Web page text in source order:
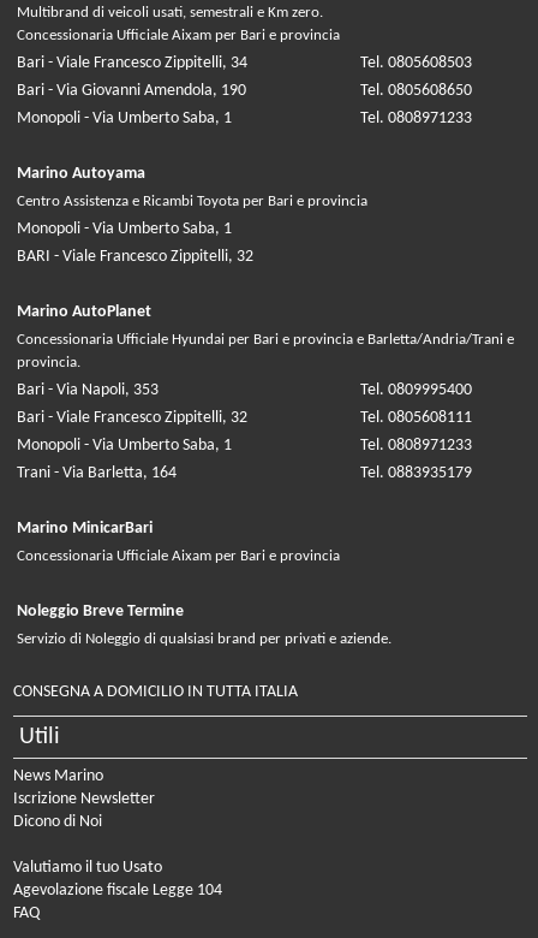
Multibrand di veicoli usati, semestrali e Km zero.
Concessionaria Ufficiale Aixam per Bari e provincia
Bari - Viale Francesco Zippitelli, 34
Tel. 0805608503
Bari - Via Giovanni Amendola, 190
Tel. 0805608650
Monopoli - Via Umberto Saba, 1
Tel. 0808971233
Marino Autoyama
Centro Assistenza e Ricambi Toyota per Bari e provincia
Monopoli - Via Umberto Saba, 1
BARI - Viale Francesco Zippitelli, 32
Marino AutoPlanet
Concessionaria Ufficiale Hyundai per Bari e provincia e Barletta/Andria/Trani e
provincia.
Bari - Via Napoli, 353
Tel. 0809995400
Bari - Viale Francesco Zippitelli, 32
Tel. 0805608111
Monopoli - Via Umberto Saba, 1
Tel. 0808971233
Trani - Via Barletta, 164
Tel. 0883935179
Marino MinicarBari
Concessionaria Ufficiale Aixam per Bari e provincia
Noleggio Breve Termine
Servizio di Noleggio di qualsiasi brand per privati e aziende.
CONSEGNA A DOMICILIO IN TUTTA ITALIA
Utili
News Marino
Iscrizione Newsletter
Dicono di Noi
Valutiamo il tuo Usato
Agevolazione fiscale Legge 104
FAQ